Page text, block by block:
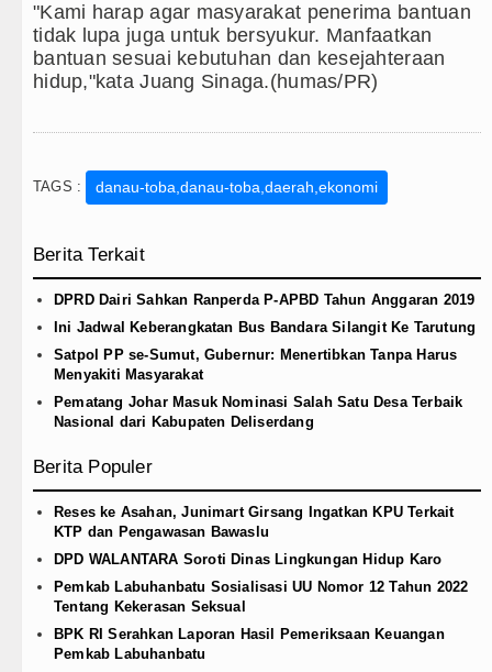
"Kami harap agar masyarakat penerima bantuan
tidak lupa juga untuk bersyukur. Manfaatkan
bantuan sesuai kebutuhan dan kesejahteraan
hidup,"kata Juang Sinaga.(humas/PR)
TAGS : danau-toba,danau-toba,daerah,ekonomi
Berita Terkait
DPRD Dairi Sahkan Ranperda P-APBD Tahun Anggaran 2019
Ini Jadwal Keberangkatan Bus Bandara Silangit Ke Tarutung
Satpol PP se-Sumut, Gubernur: Menertibkan Tanpa Harus
Menyakiti Masyarakat
Pematang Johar Masuk Nominasi Salah Satu Desa Terbaik
Nasional dari Kabupaten Deliserdang
Berita Populer
Reses ke Asahan, Junimart Girsang Ingatkan KPU Terkait
KTP dan Pengawasan Bawaslu
DPD WALANTARA Soroti Dinas Lingkungan Hidup Karo
Pemkab Labuhanbatu Sosialisasi UU Nomor 12 Tahun 2022
Tentang Kekerasan Seksual
BPK RI Serahkan Laporan Hasil Pemeriksaan Keuangan
Pemkab Labuhanbatu